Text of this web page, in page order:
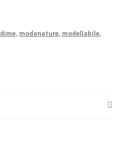
dime, modanature, modellabile,